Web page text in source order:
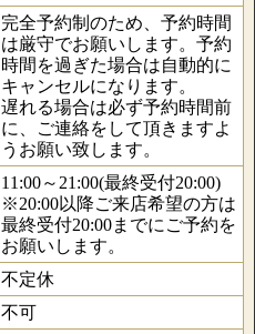
完全予約制のため、予約時間
は厳守でお願いします。予約
時間を過ぎた場合は自動的に
キャンセルになります。
遅れる場合は必ず予約時間前
に、ご連絡をして頂きますよ
うお願い致します。
11:00～21:00(最終受付20:00)
※20:00以降ご来店希望の方は
最終受付20:00までにご予約を
お願いします。
不定休
不可